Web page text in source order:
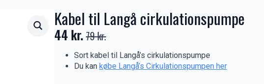
Kabel til Langå cirkulationspumpe
79kr.
Den
oprindelige
pris
44 kr.
Den
aktuelle
pris
Sort kabel til Langå’s cirkulationspumpe
Du kan købe Langå’s Cirkulationspumpen her